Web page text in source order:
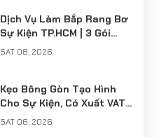
Dịch Vụ Làm Bắp Rang Bơ
Sự Kiện TP.HCM | 3 Gói
Chuyên Nghiệp
SAT 08, 2026
Kẹo Bông Gòn Tạo Hình
Cho Sự Kiện, Có Xuất VAT
Chuyên Nghiệp
SAT 06, 2026